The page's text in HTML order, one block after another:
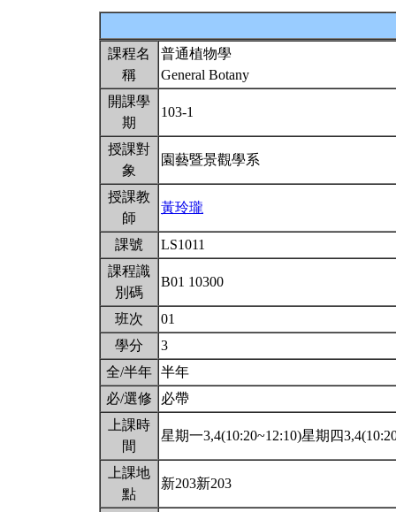
課程名
稱
普通植物學
General Botany
開課學
期
103-1
授課對
象
園藝暨景觀學系
授課教
師
黃玲瓏
課號
LS1011
課程識
別碼
B01 10300
班次
01
學分
3
全/半年 半年
必/選修
必帶
上課時
間
星期一3,4(10:20~12:10)星期四
上課地
點
新203新203